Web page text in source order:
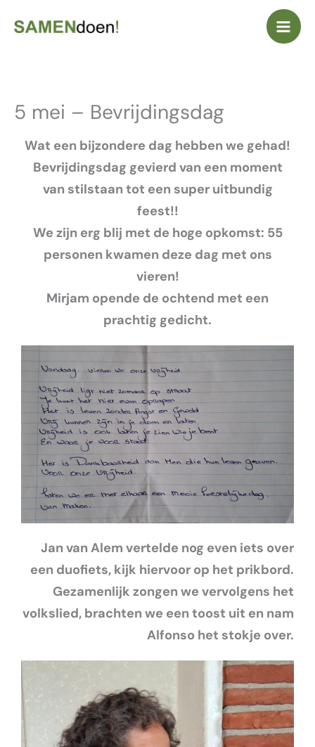
naar
5 mei – Bevrijdingsdag
Wat een bijzondere dag hebben we gehad!
Bevrijdingsdag gevierd van een moment
van stilstaan tot een super uitbundig
feest!!
We zijn erg blij met de hoge opkomst: 55
personen kwamen deze dag met ons
vieren!
Mirjam opende de ochtend met een
prachtig gedicht.
Jan van Alem vertelde nog even iets over
een duofiets, kijk hiervoor op het prikbord.
Gezamenlijk zongen we vervolgens het
volkslied, brachten we een toost uit en nam
Alfonso het stokje over.